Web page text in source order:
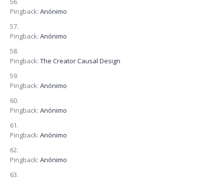
Pingback: Anónimo
Pingback: Anónimo
Pingback: The Creator Causal Design
Pingback: Anónimo
Pingback: Anónimo
Pingback: Anónimo
Pingback: Anónimo